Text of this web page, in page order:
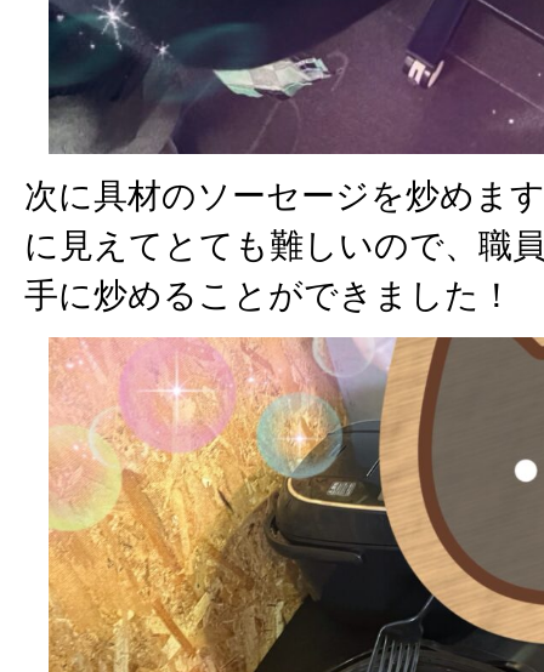
次に具材のソーセージを炒めま
に見えてとても難しいので、職
手に炒めることができました！